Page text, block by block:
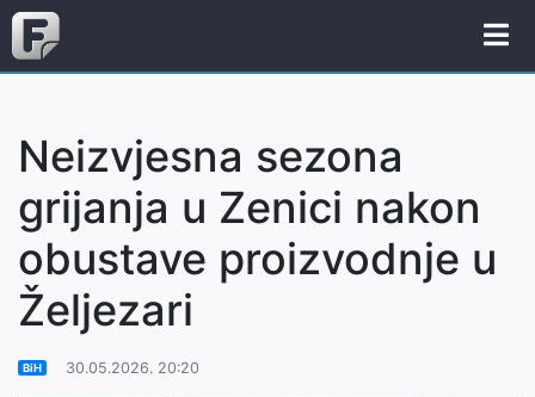
Neizvjesna sezona
grijanja u Zenici nakon
obustave proizvodnje u
Željezari
BiH 30.05.2026. 20:20